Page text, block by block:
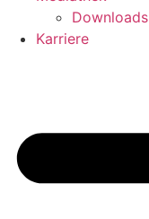
Downloads
Karriere